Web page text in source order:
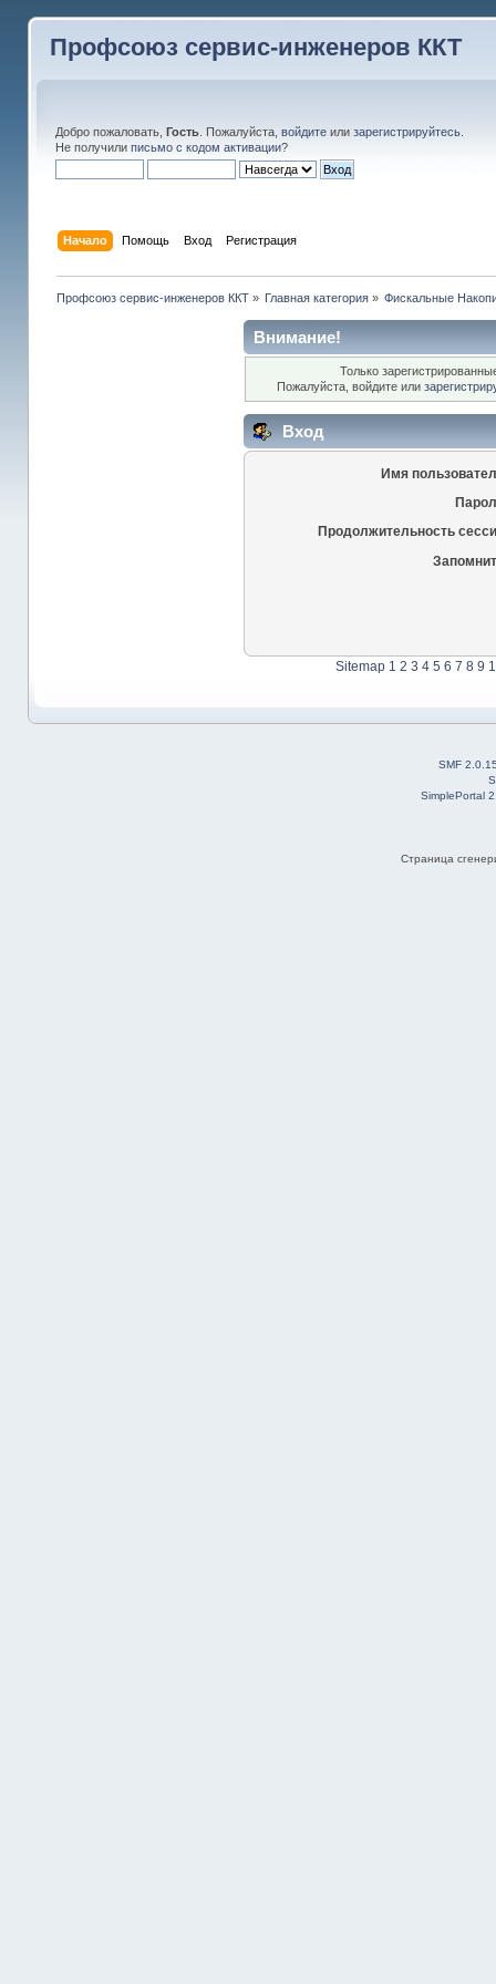
Профсоюз сервис-инженеров ККТ
Добро пожаловать, Гость. Пожалуйста, войдитеили зарегистрируйтесь.
Не получили письмо с кодом активации?
Начало Помощь Вход Регистрация
Профсоюз сервис-инженеров ККТ» Главная категория » Фискальные
Внимание!
Только
Пожалуйста, войдите или
Вход
Имя
Продолжительность
Sitemap 1 2 3 4 5 6 7 8 9
SMF
SimplePortal
Страница